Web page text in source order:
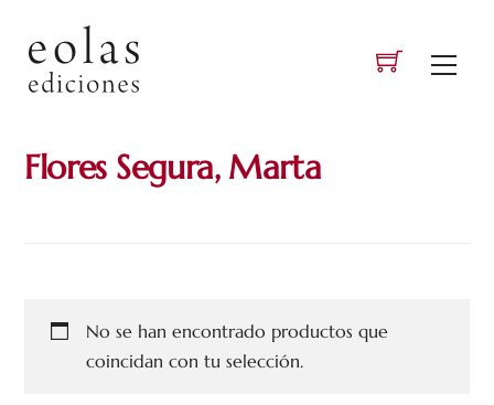
content
Flores Segura, Marta
No se han encontrado productos que
coincidan con tu selección.